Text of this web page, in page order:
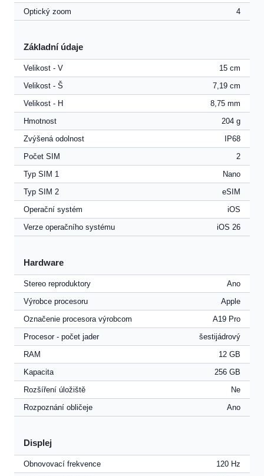
Optický zoom 4
Základní údaje
Velikost - V
15 cm
Velikost - Š
7,19 cm
Velikost - H
8,75 mm
Hmotnost
204 g
Zvýšená odolnost
IP68
Počet SIM
2
Typ SIM 1
Nano
Typ SIM 2
eSIM
Operační systém
iOS
Verze operačního systému
iOS 26
Hardware
Stereo reproduktory
Ano
Výrobce procesoru
Apple
Označenie procesora výrobcom
A19 Pro
Procesor - počet jader
šestijádrový
RAM
12 GB
Kapacita
256 GB
Rozšíření úložiště
Ne
Rozpoznání obličeje
Ano
Displej
Obnovovací frekvence
120 Hz